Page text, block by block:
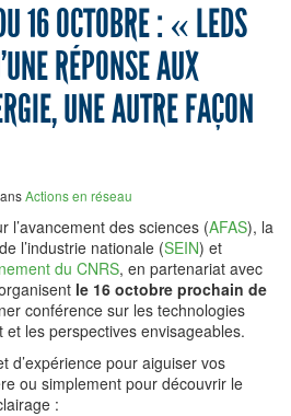
16 OCTOBRE : « LEDS
RÉPONSE AUX
UNE AUTRE FAÇON
Actions en réseau
l’avancement des sciences (AFAS), la
l’industrie nationale (SEIN) et
du CNRS, en partenariat avec
le 16 octobre prochain de
conférence sur les technologies
et les perspectives envisageables.
d’expérience pour aiguiser vos
ou simplement pour découvrir le
: